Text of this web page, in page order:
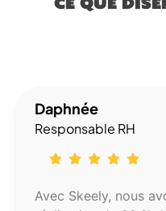
taux de